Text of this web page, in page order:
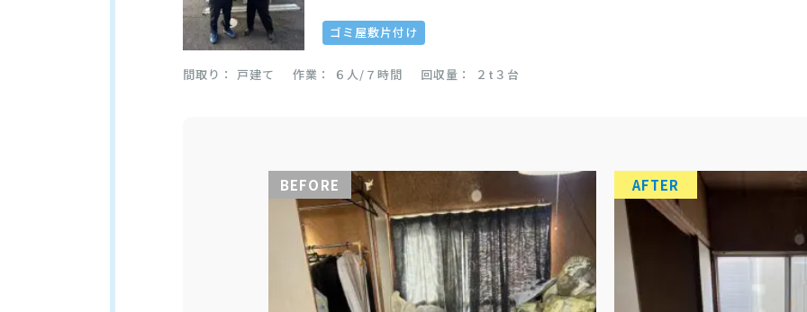
ゴミ屋敷片付け
間取り 戸建て 作業 ６人/７時間 回収量 ２t３台
BEFORE AFTER